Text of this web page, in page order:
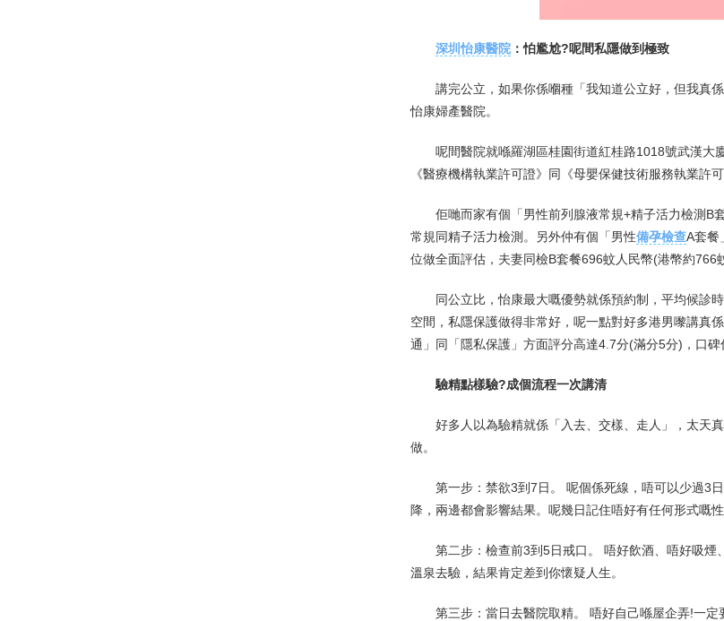
深圳怡康醫院：怕尷尬?呢間私隱做到極致
講完公立，如果你係嗰種「我知道公立好，但我真
怡康婦產醫院。
呢間醫院就喺羅湖區桂園街道紅桂路1018號武漢大
《醫療機構執業許可證》同《母嬰保健技術服務執業許
佢哋而家有個「男性前列腺液常規+精子活力檢測B
常規同精子活力檢測。另外仲有個「男性備孕檢查A套餐
位做全面評估，夫妻同檢B套餐696蚊人民幣(港幣約766
同公立比，怡康最大嘅優勢就係預約制，平均候診
空間，私隱保護做得非常好，呢一點對好多港男嚟講真
通」同「隱私保護」方面評分高達4.7分(滿分5分)，口碑
驗精點樣驗?成個流程一次講清
好多人以為驗精就係「入去、交樣、走人」，太天
做。
第一步：禁欲3到7日。 呢個係死線，唔可以少過3
降，兩邊都會影響結果。呢幾日記住唔好有任何形式嘅
第二步：檢查前3到5日戒口。 唔好飲酒、唔好吸
溫泉去驗，結果肯定差到你懷疑人生。
第三步：當日去醫院取精。 唔好自己喺屋企弄!一